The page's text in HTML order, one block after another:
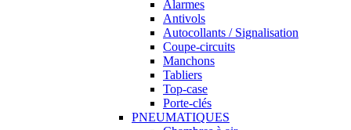
Alarmes
Antivols
Autocollants / Signalisation
Coupe-circuits
Manchons
Tabliers
Top-case
Porte-clés
PNEUMATIQUES